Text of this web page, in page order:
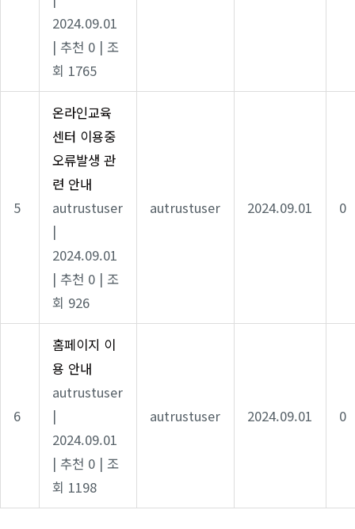
2024.09.01
| 추천 0 | 조
회 1765
5
온라인교육
센터 이용중
오류발생 관
련 안내
autrustuser
|
2024.09.01
| 추천 0 | 조
회 926
autrustuser 2024.09.01 0
6
홈페이지 이
용 안내
autrustuser
|
2024.09.01
| 추천 0 | 조
회 1198
autrustuser 2024.09.01 0